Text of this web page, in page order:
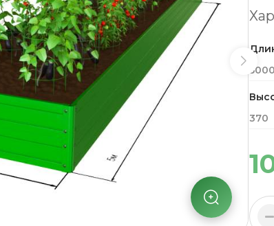
5000
370